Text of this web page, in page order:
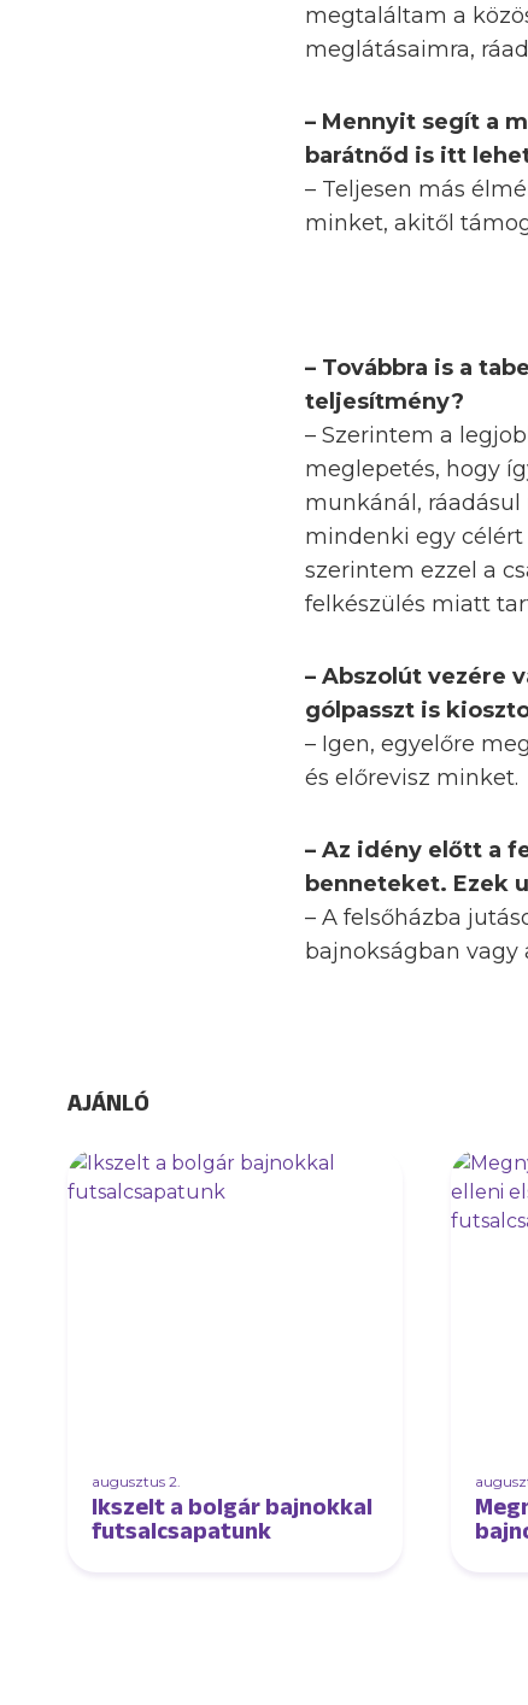
megtaláltam a
meglátásaimra,
– Mennyit segít a
barátnőd is itt
– Teljesen más
minket, akitől
– Továbbra is a
teljesítmény?
– Szerintem a
meglepetés, hogy
munkánál,
mindenki egy célért
szerintem ezzel a
felkészülés miatt
– Abszolút vezére
gólpasszt is
– Igen, egyelőre
és előrevisz minket.
– Az idény előtt a
benneteket. Ezek
– A felsőházba
bajnokságban vagy
AJÁNLÓ
augusztus 2.
Ikszelt a bolgár bajnokkal
futsalcsapatunk